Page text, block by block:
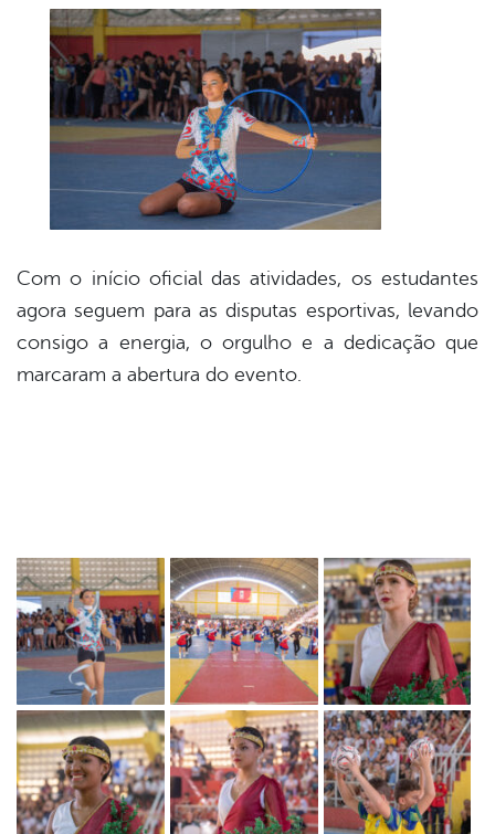
Com o início oficial das atividades, os estudantes
agora seguem para as disputas esportivas, levando
consigo a energia, o orgulho e a dedicação que
marcaram a abertura do evento.